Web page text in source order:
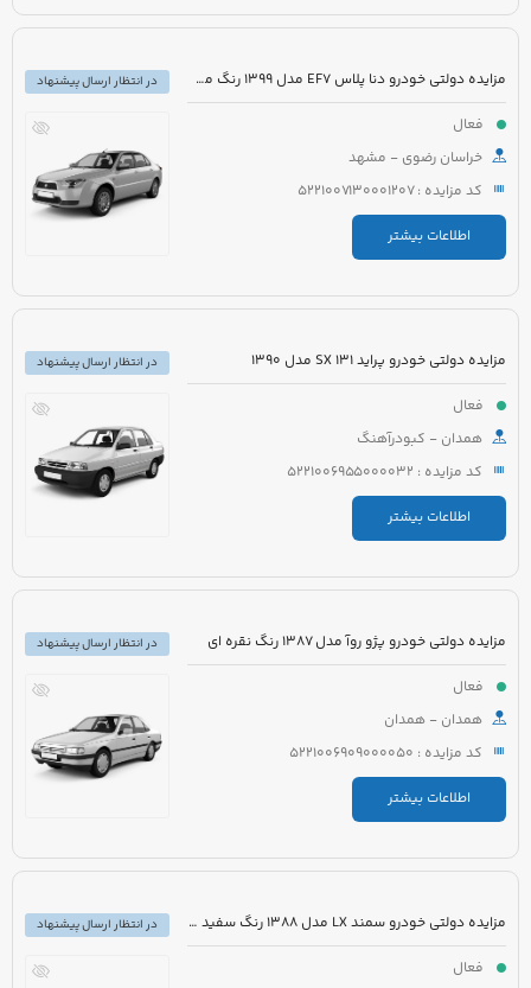
مزایده دولتی خودرو دنا پلاس EF7 مدل 1399 رنگ مشکی متالیک
فعال
خراسان رضوی - مشهد
کد مزایده : 5221007130001207
اطلاعات بیشتر
در انتظار ارسال پیشنهاد
مزایده دولتی خودرو پراید 131 SX مدل 1390
فعال
همدان - کبودرآهنگ
کد مزایده : 5221006955000032
اطلاعات بیشتر
در انتظار ارسال پیشنهاد
مزایده دولتی خودرو پژو روآ مدل 1387 رنگ نقره ای
فعال
همدان - همدان
کد مزایده : 5221006909000050
اطلاعات بیشتر
در انتظار ارسال پیشنهاد
مزایده دولتی خودرو سمند LX مدل 1388 رنگ سفید روغنی
فعال
در انتظار ارسال پیشنهاد